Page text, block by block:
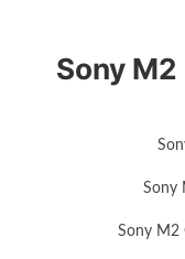
Sony M2
Sony
Sony M2